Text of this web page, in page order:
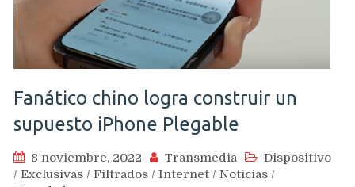
Fanático chino logra construir un
supuesto iPhone Plegable
8 noviembre, 2022 Transmedia
Dispositivo
/ Exclusivas / Filtrados / Internet / Noticias /